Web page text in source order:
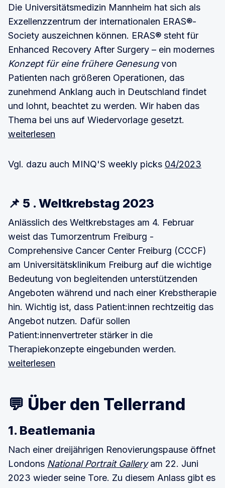
Die Universitätsmedizin Mannheim hat sich als
Exzellenzzentrum der internationalen ERAS®-
Society auszeichnen können. ERAS® steht für
Enhanced Recovery After Surgery – ein modernes
Konzept für eine frühere Genesungvon
Patienten nach größeren Operationen, das
zunehmend Anklang auch in Deutschland findet
und lohnt, beachtet zu werden. Wir haben das
Thema bei uns auf Wiedervorlage gesetzt.
weiterlesen
Vgl. dazu auch MINQ'S weekly picks 04/2023
📌 5 . Weltkrebstag 2023
Anlässlich des Weltkrebstages am 4. Februar
weist das Tumorzentrum Freiburg -
Comprehensive Cancer Center Freiburg (CCCF)
am Universitätsklinikum Freiburg auf die wichtige
Bedeutung von begleitenden unterstützenden
Angeboten während und nach einer Krebstherapie
hin. Wichtig ist, dass Patient:innen rechtzeitig das
Angebot nutzen. Dafür sollen
Patient:innenvertreter stärker in die
Therapiekonzepte eingebunden werden.
weiterlesen
💬 Über den Tellerrand
1. Beatlemania
Nach einer dreijährigen Renovierungspause öffnet
Londons National Portrait Galleryam 22. Juni
2023 wieder seine Tore. Zu diesem Anlass gibt es